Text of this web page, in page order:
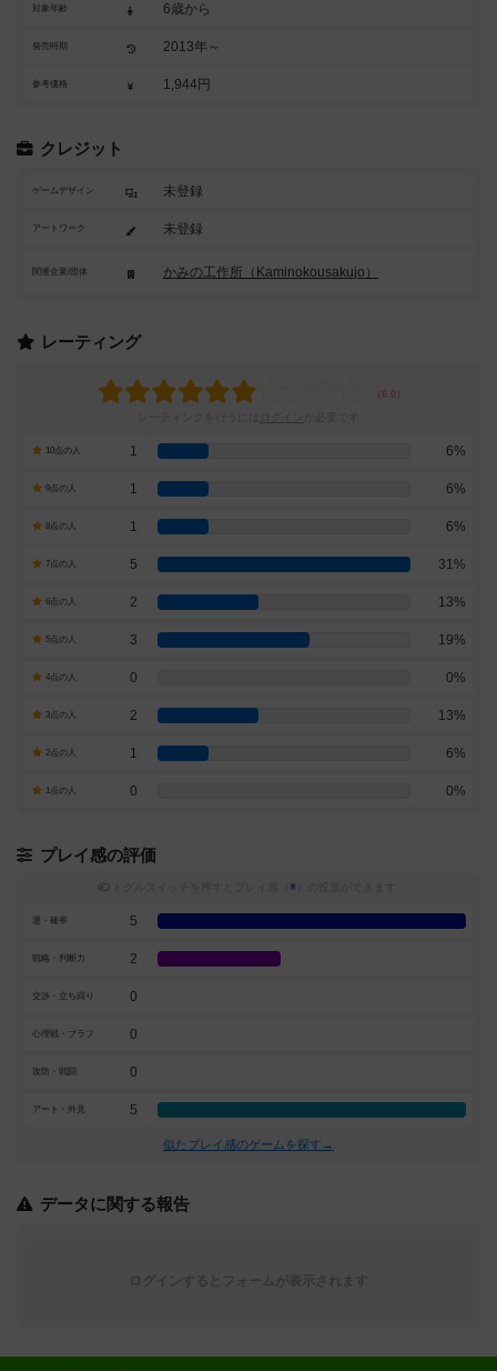
対象年齢 6歳から
発売時期 2013年～
参考価格 1,944円
クレジット
ゲームデザイン 未登録
アートワーク 未登録
関連企業/団体 かみの工作所（Kaminokousakujo）
レーティング
10点の人 1 6%
9点の人 1 6%
8点の人 1 6%
7点の人 5 31%
6点の人 2 13%
5点の人 3 19%
4点の人 0 0%
3点の人 2 13%
2点の人 1 6%
1点の人 0 0%
プレイ感の評価
※
運・確率 5
戦略・判断力 2
交渉・立ち回り 0
心理戦・ブラフ 0
攻防・戦闘 0
アート・外見 5
似たプレイ感のゲームを探す→
データに関する報告